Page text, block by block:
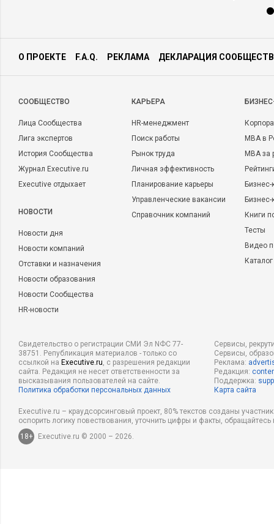
О ПРОЕКТЕ F.A.Q. РЕКЛАМА ДЕКЛАРАЦИЯ
CООБЩЕСТВО
Лица Сообщества
Лига экспертов
История Сообщества
Журнал Executive.ru
Executive отдыхает
НОВОСТИ
Новости дня
Новости компаний
Отставки и назначения
Новости образования
Новости Сообщества
HR-новости
КАРЬЕРА
HR-менеджмент
Поиск работы
Рынок труда
Личная эффективность
Планирование карьеры
Управленческие вакансии
Справочник компаний
MBA в
MBA
Бизнес-
Книги
Тесты
Видео
Свидетельство о регистрации СМИ Эл NФС 77-
38751. Републикация материалов - только со
ссылкой на Executive.ru, с разрешения редакции
сайта. Редакция не несет ответственности за
высказывания пользователей на сайте.
Политика обработки персональных данных
Сервисы,
Сервисы,
Реклама:
Редакция:
Поддержка:
Карта сайта
Executive.ru – краудсорсинговый проект, 80% текстов созданы
оспорить логику повествования, уточнить цифры и факты,
18+
Executive.ru © 2000 – 2026.